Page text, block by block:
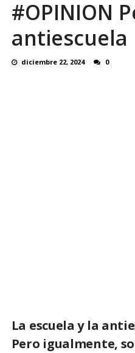
#OPINION
antiescuela
diciembre 22, 2024 0
La escuela y la
Pero igualmente,